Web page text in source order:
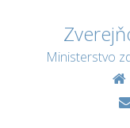
Ministerstvo